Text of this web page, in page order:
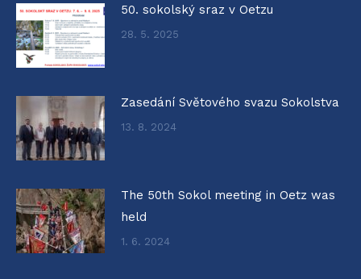
50. sokolský sraz v Oetzu
28. 5. 2025
Zasedání Světového svazu Sokolstva
13. 8. 2024
The 50th Sokol meeting in Oetz was
held
1. 6. 2024